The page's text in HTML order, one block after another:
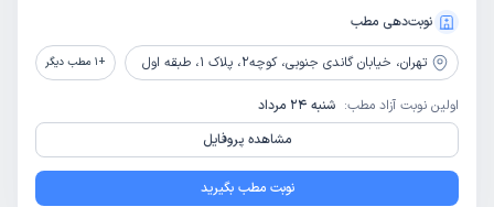
نوبت‌دهی مطب
تهران، خیابان گاندی جنوبی، کوچه2، پلاک 1، طبقه اول +
1 مطب دیگر
اولین نوبت آزاد مطب: شنبه 24 مرداد
مشاهده پروفایل
نوبت مطب بگیرید